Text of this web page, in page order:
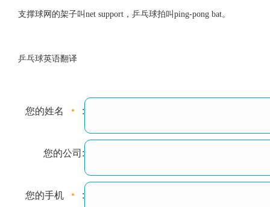
支撑球网的架子叫net support，乒乓球拍叫ping-pong bat。
乒乓球英语翻译
您的姓名 :
您的公司:
您的手机 :